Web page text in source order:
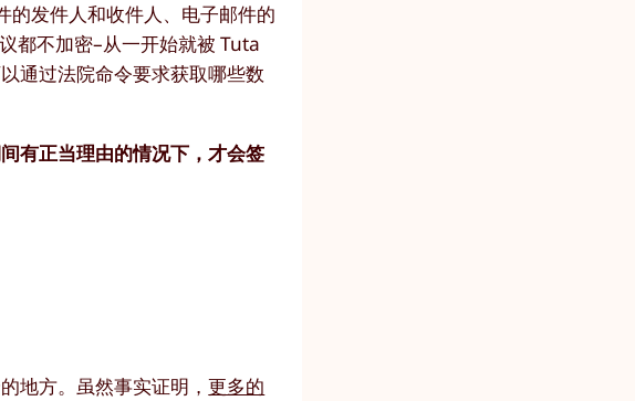
的发件人和收件人、电子邮件的
都不加密–从一开始就被 Tuta
通过法院命令要求获取哪些数
有正当理由的情况下，才会签
地方。虽然事实证明，更多的